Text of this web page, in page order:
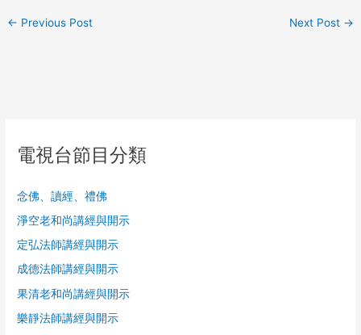
← Previous Post Next Post →
電視台節目分類
念佛、讀經、禮佛
淨空老和尚講經與開示
定弘法師講經與開示
成德法師講經與開示
果清老和尚講經與開示
樂靜法師講經與開示